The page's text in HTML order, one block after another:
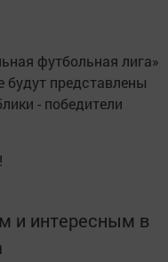
футбольная лига»
будут представлены
- победители
и интересным в